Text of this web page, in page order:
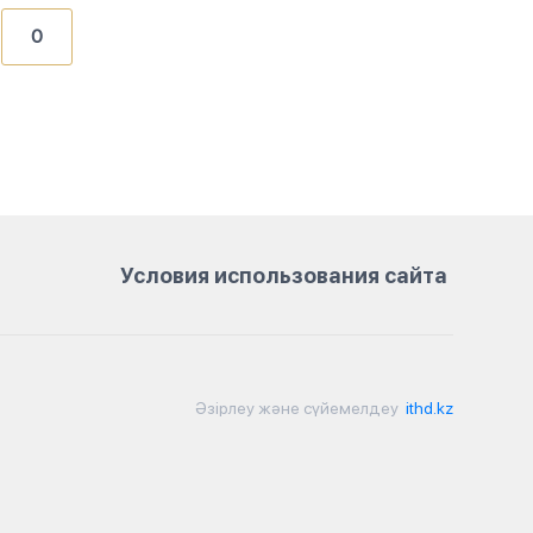
0
Условия использования сайта
Әзірлеу және сүйемелдеу ithd.kz